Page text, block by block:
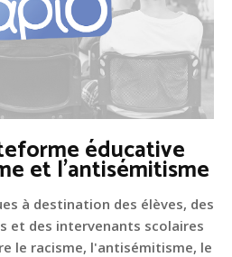
éducative
et l'antisémitisme
à destination des élèves, des
et des intervenants scolaires
le racisme, l'antisémitisme, le